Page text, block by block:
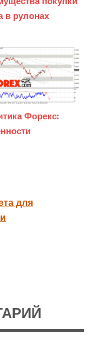
в рулонах
Форекс:
для